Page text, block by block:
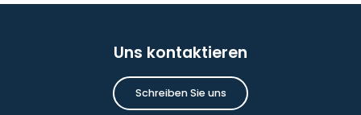
Uns kontaktieren
Schreiben Sie uns